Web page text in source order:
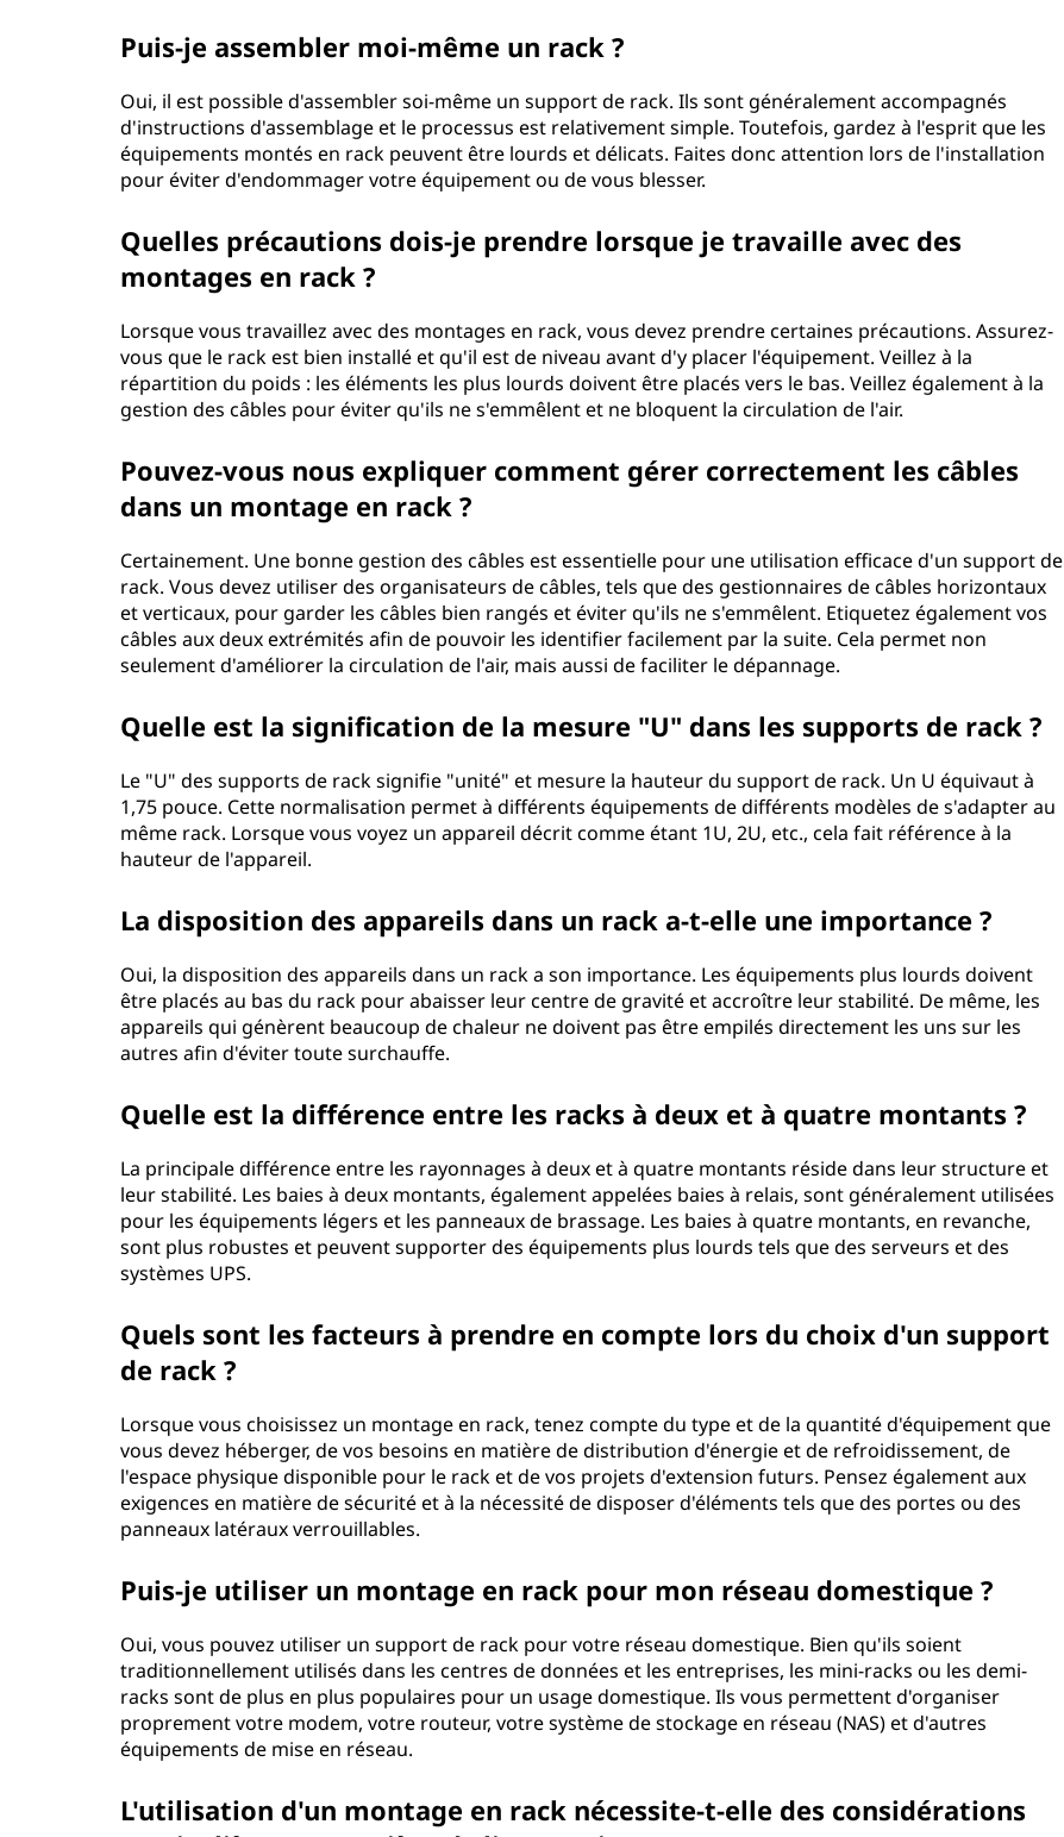
Puis-je assembler moi-même un rack ?
Oui, il est possible d'assembler soi-même un support de rack. Ils sont généralement accompagnés
d'instructions d'assemblage et le processus est relativement simple. Toutefois, gardez à l'esprit que les
équipements montés en rack peuvent être lourds et délicats. Faites donc attention lors de l'installation
pour éviter d'endommager votre équipement ou de vous blesser.
Quelles précautions dois-je prendre lorsque je travaille avec des
montages en rack ?
Lorsque vous travaillez avec des montages en rack, vous devez prendre certaines précautions. Assurez-
vous que le rack est bien installé et qu'il est de niveau avant d'y placer l'équipement. Veillez à la
répartition du poids : les éléments les plus lourds doivent être placés vers le bas. Veillez également à la
gestion des câbles pour éviter qu'ils ne s'emmêlent et ne bloquent la circulation de l'air.
Pouvez-vous nous expliquer comment gérer correctement les câbles
dans un montage en rack ?
Certainement. Une bonne gestion des câbles est essentielle pour une utilisation efficace d'un support de
rack. Vous devez utiliser des organisateurs de câbles, tels que des gestionnaires de câbles horizontaux
et verticaux, pour garder les câbles bien rangés et éviter qu'ils ne s'emmêlent. Etiquetez également vos
câbles aux deux extrémités afin de pouvoir les identifier facilement par la suite. Cela permet non
seulement d'améliorer la circulation de l'air, mais aussi de faciliter le dépannage.
Quelle est la signification de la mesure "U" dans les supports de rack ?
Le "U" des supports de rack signifie "unité" et mesure la hauteur du support de rack. Un U équivaut à
1,75 pouce. Cette normalisation permet à différents équipements de différents modèles de s'adapter au
même rack. Lorsque vous voyez un appareil décrit comme étant 1U, 2U, etc., cela fait référence à la
hauteur de l'appareil.
La disposition des appareils dans un rack a-t-elle une importance ?
Oui, la disposition des appareils dans un rack a son importance. Les équipements plus lourds doivent
être placés au bas du rack pour abaisser leur centre de gravité et accroître leur stabilité. De même, les
appareils qui génèrent beaucoup de chaleur ne doivent pas être empilés directement les uns sur les
autres afin d'éviter toute surchauffe.
Quelle est la différence entre les racks à deux et à quatre montants ?
La principale différence entre les rayonnages à deux et à quatre montants réside dans leur structure et
leur stabilité. Les baies à deux montants, également appelées baies à relais, sont généralement utilisées
pour les équipements légers et les panneaux de brassage. Les baies à quatre montants, en revanche,
sont plus robustes et peuvent supporter des équipements plus lourds tels que des serveurs et des
systèmes UPS.
Quels sont les facteurs à prendre en compte lors du choix d'un support
de rack ?
Lorsque vous choisissez un montage en rack, tenez compte du type et de la quantité d'équipement que
vous devez héberger, de vos besoins en matière de distribution d'énergie et de refroidissement, de
l'espace physique disponible pour le rack et de vos projets d'extension futurs. Pensez également aux
exigences en matière de sécurité et à la nécessité de disposer d'éléments tels que des portes ou des
panneaux latéraux verrouillables.
Puis-je utiliser un montage en rack pour mon réseau domestique ?
Oui, vous pouvez utiliser un support de rack pour votre réseau domestique. Bien qu'ils soient
traditionnellement utilisés dans les centres de données et les entreprises, les mini-racks ou les demi-
racks sont de plus en plus populaires pour un usage domestique. Ils vous permettent d'organiser
proprement votre modem, votre routeur, votre système de stockage en réseau (NAS) et d'autres
équipements de mise en réseau.
L'utilisation d'un montage en rack nécessite-t-elle des considérations